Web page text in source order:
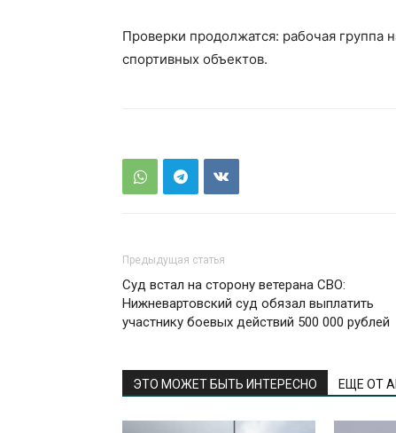
Проверки продолжатся: рабочая группа
спортивных объектов.
Предыдущая статья
Суд встал на сторону ветерана СВО:
Нижневартовский суд обязал выплатить
участнику боевых действий 500 000 рублей
ЭТО МОЖЕТ БЫТЬ ИНТЕРЕСНО ЕЩЕ ОТ